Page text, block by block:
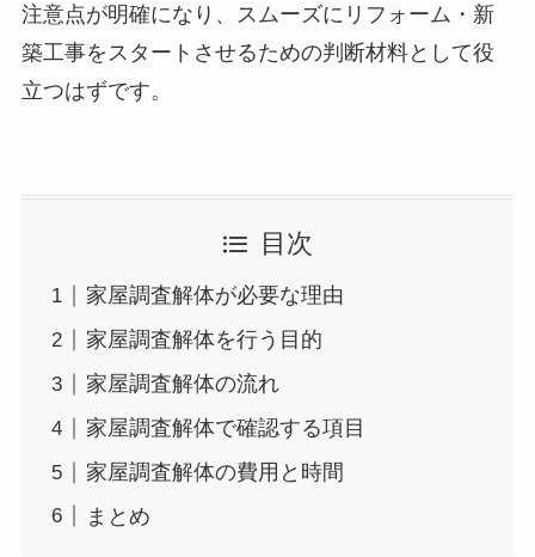
注意点が明確になり、スムーズにリフォーム・新
築工事をスタートさせるための判断材料として役
立つはずです。
目次
家屋調査解体が必要な理由
家屋調査解体を行う目的
家屋調査解体の流れ
家屋調査解体で確認する項目
家屋調査解体の費用と時間
まとめ